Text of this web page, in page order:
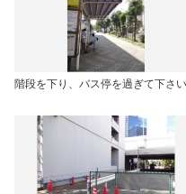
階段を下り、バス停を過ぎて下さい